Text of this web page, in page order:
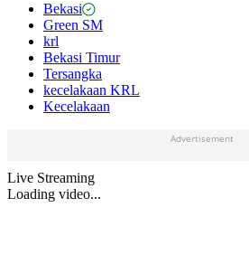
Bekasi
Green SM
krl
Bekasi Timur
Tersangka
kecelakaan KRL
Kecelakaan
Advertisement
Live Streaming
Loading video...